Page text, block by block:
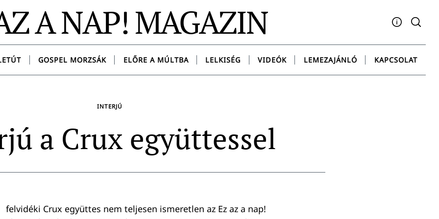
A NAP! MAGAZIN
Facebook
YouTubeInstagram
TwitterSpotify
GOSPEL MORZSÁK ELŐRE A MÚLTBA LELKISÉG VIDEÓK LEMEZAJÁNLÓ KAPCSOLAT
INTERJÚ
a Crux együttessel
felvidéki Crux együttes nem teljesen ismeretlen az Ez az a nap!